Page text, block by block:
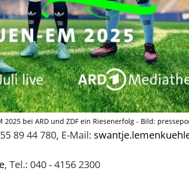
bei ARD und ZDF ein Riesenerfolg - Bild:
89 44 780, E-Mail:
, Tel.: 040 - 4156 2300